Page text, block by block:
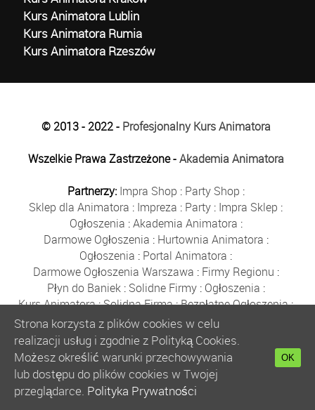
Kurs Animatora Lublin
Kurs Animatora Rumia
Kurs Animatora Rzeszów
© 2013 - 2022 - Profesjonalny Kurs Animatora
Wszelkie Prawa Zastrzeżone -Akademia Animatora
Partnerzy: Impra Shop : Party Shop :
Sklep dla Animatora : Impreza : Party : Impra Sklep :
Ogłoszenia :Akademia Animatora :
Darmowe Ogłoszenia : Hurtownia Animatora :
Ogłoszenia : Portal Animatora :
Darmowe Ogłoszenia Warszawa : Firmy Regionu :
Płyn do Baniek: Solidne Firmy: Ogłoszenia :
Kurs Animatora:Solidna Firma:Bezpłatne Ogłoszenia:
Animator Czasu Wolnego:
Bezpłatne Ogłoszenia Warszawa:sklep animatora
Bańki Mydlane:Bezpłatne Ogłoszenia
Szkolenie Animatorów:Kurs Animatora
:
Kurs Animatora Warszawa :Rumia
Kurs Animatora Poznań:
Strona korzysta z plików cookies w celu
realizacji usług i zgodnie z Polityką Cookies.
Możesz określić warunki przechowywania
lub dostępu do plików cookies w Twojej
przeglądarce. Polityka Prywatności
OK